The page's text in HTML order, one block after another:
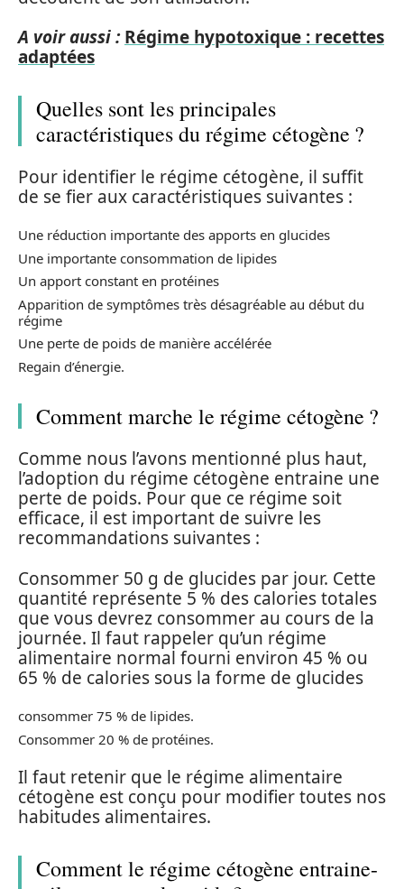
A voir aussi : Régime hypotoxique : recettes
adaptées
Quelles sont les principales
caractéristiques du régime cétogène ?
Pour identifier le régime cétogène, il suffit
de se fier aux caractéristiques suivantes :
Une réduction importante des apports en glucides
Une importante consommation de lipides
Un apport constant en protéines
Apparition de symptômes très désagréable au début du
régime
Une perte de poids de manière accélérée
Regain d’énergie.
Comment marche le régime cétogène ?
Comme nous l’avons mentionné plus haut,
l’adoption du régime cétogène entraine une
perte de poids. Pour que ce régime soit
efficace, il est important de suivre les
recommandations suivantes :
Consommer 50 g de glucides par jour. Cette
quantité représente 5 % des calories totales
que vous devrez consommer au cours de la
journée. Il faut rappeler qu’un régime
alimentaire normal fourni environ 45 % ou
65 % de calories sous la forme de glucides
consommer 75 % de lipides.
Consommer 20 % de protéines.
Il faut retenir que le régime alimentaire
cétogène est conçu pour modifier toutes nos
habitudes alimentaires.
Comment le régime cétogène entraine-